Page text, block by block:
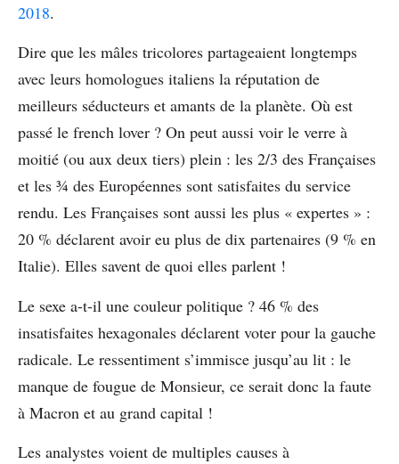
2018.
Dire que les mâles tricolores partageaient longtemps
avec leurs homologues italiens la réputation de
meilleurs séducteurs et amants de la planète. Où est
passé le french lover ? On peut aussi voir le verre à
moitié (ou aux deux tiers) plein : les 2/3 des Françaises
et les ¾ des Européennes sont satisfaites du service
rendu. Les Françaises sont aussi les plus « expertes » :
20 % déclarent avoir eu plus de dix partenaires (9 % en
Italie). Elles savent de quoi elles parlent !
Le sexe a-t-il une couleur politique ? 46 % des
insatisfaites hexagonales déclarent voter pour la gauche
radicale. Le ressentiment s’immisce jusqu’au lit : le
manque de fougue de Monsieur, ce serait donc la faute
à Macron et au grand capital !
Les analystes voient de multiples causes à